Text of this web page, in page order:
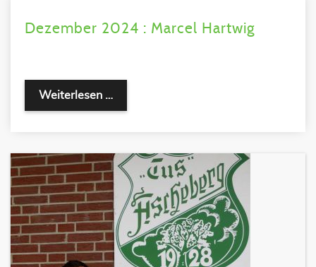
Dezember 2024 : Marcel Hartwig
Weiterlesen …